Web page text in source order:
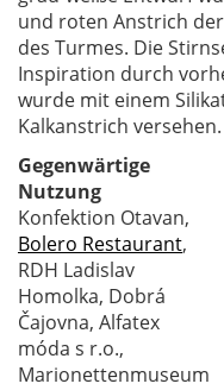
und roten Anstrich
des Turmes. Die
Inspiration durch
wurde mit einem
Kalkanstrich versehen.
Gegenwärtige
Nutzung
Konfektion Otavan,
Bolero Restaurant,
RDH Ladislav
Homolka, Dobrá
Čajovna, Alfatex
móda s r.o.,
Marionettenmuseum